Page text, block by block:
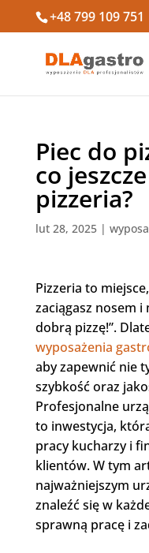
+48 799 109 751
Piec do
co
pizzeria?
lut 28, 2025|
Pizzeria to
zaciągasz nosem i
dobrą pizzę!”.
wyposażenia
aby zapewnić nie
szybkość oraz
Profesjonalne
to inwestycja,
pracy kucharzy i
klientów. W tym
najważniejszym
znaleźć się w
sprawną pracę i